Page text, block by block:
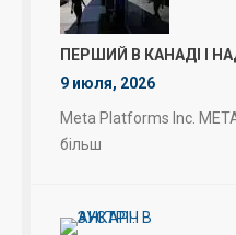
ПЕРШИЙ В КАНАДІ І
9 июля, 2026
Meta Platforms Inc.
більш